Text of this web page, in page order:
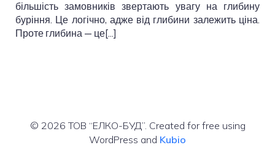
більшість замовників звертають увагу на глибину
буріння. Це логічно, адже від глибини залежить ціна.
Проте глибина — це[…]
© 2026 ТОВ “ЕЛКО-БУД”. Created for free using
WordPress and Kubio